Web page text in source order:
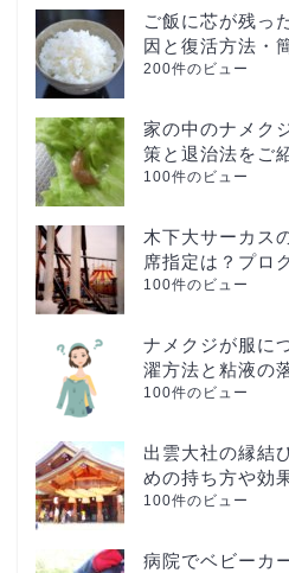
ご飯に芯が残っ
因と復活方法・
200件のビュー
家の中のナメク
策と退治法をご
100件のビュー
木下大サーカス
席指定は？プロ
100件のビュー
ナメクジが服に
濯方法と粘液の
100件のビュー
出雲大社の縁結
めの持ち方や効
100件のビュー
病院でベビーカ